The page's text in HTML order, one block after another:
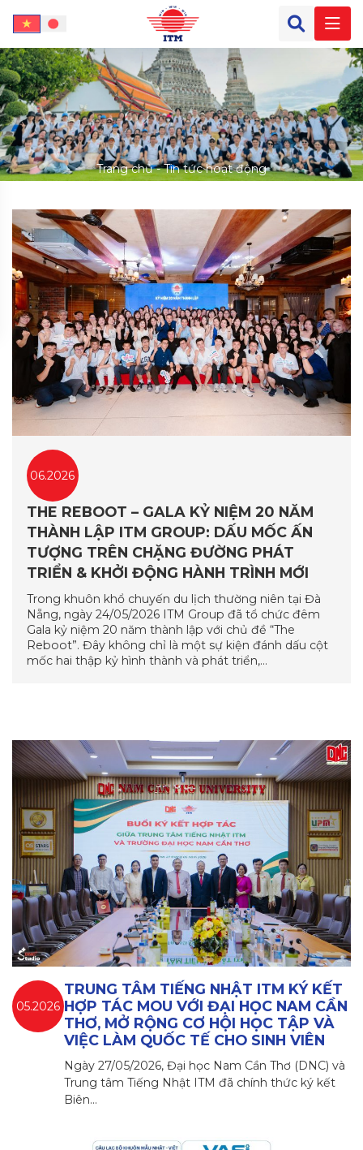
Trang chủ-Tin tức hoạt động
06.2026
THE REBOOT – GALA KỶ NIỆM 20 NĂM
THÀNH LẬP ITM GROUP: DẤU MỐC ẤN
TƯỢNG TRÊN CHẶNG ĐƯỜNG PHÁT
TRIỂN & KHỞI ĐỘNG HÀNH TRÌNH MỚI
Trong khuôn khổ chuyến du lịch thường niên tại Đà
Nẵng, ngày 24/05/2026 ITM Group đã tổ chức đêm
Gala kỷ niệm 20 năm thành lập với chủ đề “The
Reboot”. Đây không chỉ là một sự kiện đánh dấu cột
mốc hai thập kỷ hình thành và phát triển,…
05.2026
TRUNG TÂM TIẾNG NHẬT ITM KÝ KẾT
HỢP TÁC MOU VỚI ĐẠI HỌC NAM CẦN
THƠ, MỞ RỘNG CƠ HỘI HỌC TẬP VÀ
VIỆC LÀM QUỐC TẾ CHO SINH VIÊN
Ngày 27/05/2026, Đại học Nam Cần Thơ (DNC) và
Trung tâm Tiếng Nhật ITM đã chính thức ký kết
Biên…